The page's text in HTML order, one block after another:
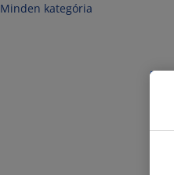
Minden kategória